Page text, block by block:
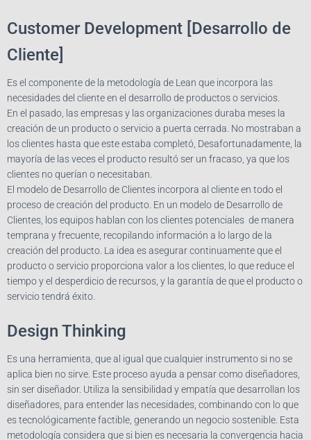
Customer Development [Desarrollo de
Cliente]
Es el componente de la metodología de Lean que incorpora las
necesidades del cliente en el desarrollo de productos o servicios.
En el pasado, las empresas y las organizaciones duraba meses la
creación de un producto o servicio a puerta cerrada. No mostraban a
los clientes hasta que este estaba completó, Desafortunadamente, la
mayoría de las veces el producto resultó ser un fracaso, ya que los
clientes no querían o necesitaban.
El modelo de Desarrollo de Clientes incorpora al cliente en todo el
proceso de creación del producto. En un modelo de Desarrollo de
Clientes, los equipos hablan con los clientes potenciales de manera
temprana y frecuente, recopilando información a lo largo de la
creación del producto. La idea es asegurar continuamente que el
producto o servicio proporciona valor a los clientes, lo que reduce el
tiempo y el desperdicio de recursos, y la garantía de que el producto o
servicio tendrá éxito.
Design Thinking
Es una herramienta, que al igual que cualquier instrumento si no se
aplica bien no sirve. Este proceso ayuda a pensar como diseñadores,
sin ser diseñador. Utiliza la sensibilidad y empatía que desarrollan los
diseñadores, para entender las necesidades, combinando con lo que
es tecnológicamente factible, generando un negocio sostenible. Esta
metodología considera que si bien es necesaria la convergencia hacia